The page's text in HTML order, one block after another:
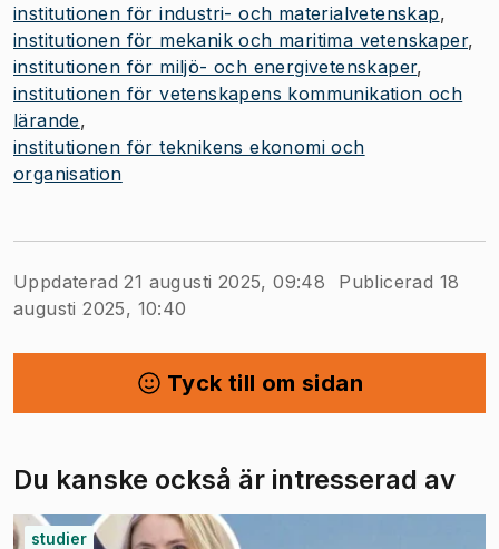
institutionen för industri- och materialvetenskap
institutionen för mekanik och maritima vetenskaper
institutionen för miljö- och energivetenskaper
institutionen för vetenskapens kommunikation och
lärande
institutionen för teknikens ekonomi och
organisation
Uppdaterad 21 augusti 2025, 09:48
Publicerad 18
augusti 2025, 10:40
Tyck till om sidan
Du kanske också är intresserad av
studier